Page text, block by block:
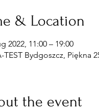
& Location
2022, 11:00 – 19:00
TEST Bydgoszcz, Piękna
the event